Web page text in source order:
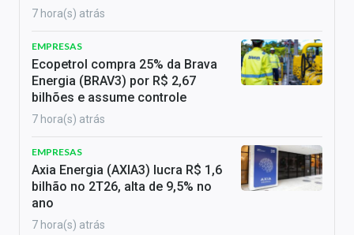
7 hora(s) atrás
EMPRESAS
Ecopetrol compra 25% da Brava
Energia (BRAV3) por R$ 2,67
bilhões e assume controle
7 hora(s) atrás
EMPRESAS
Axia Energia (AXIA3) lucra R$ 1,6
bilhão no 2T26, alta de 9,5% no
ano
7 hora(s) atrás